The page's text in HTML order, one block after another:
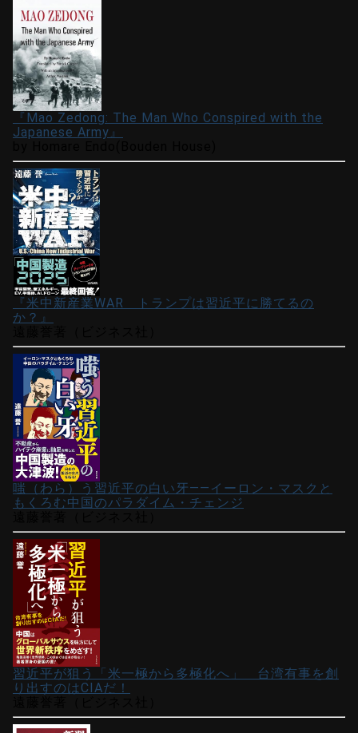
『Mao Zedong: The Man Who Conspired with the
Japanese Army』
『米中新産業WAR トランプは習近平に勝てるの
か？』
嗤（わら）う習近平の白い牙――イーロン・マスクと
もくろむ中国のパラダイム・チェンジ
習近平が狙う「米一極から多極化へ」 台湾有事を創
り出すのはCIAだ！